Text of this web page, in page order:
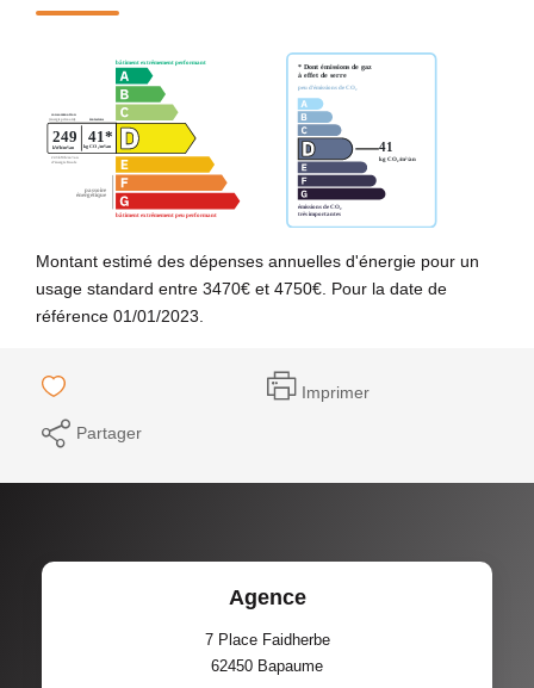
Montant estimé des dépenses annuelles d'énergie pour un
usage standard entre 3470€ et 4750€. Pour la date de
référence 01/01/2023.
Imprimer
Partager
Agence
7 Place Faidherbe
62450 Bapaume